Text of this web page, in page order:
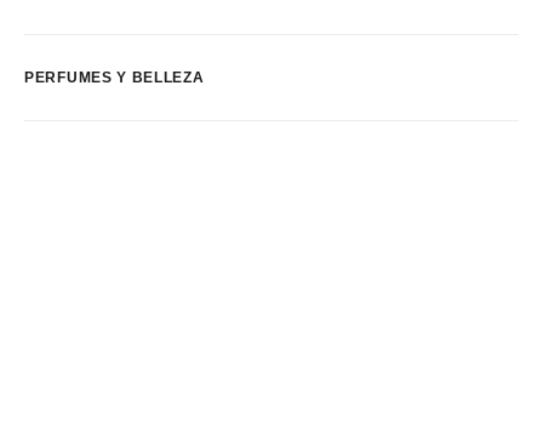
PERFUMES Y BELLEZA